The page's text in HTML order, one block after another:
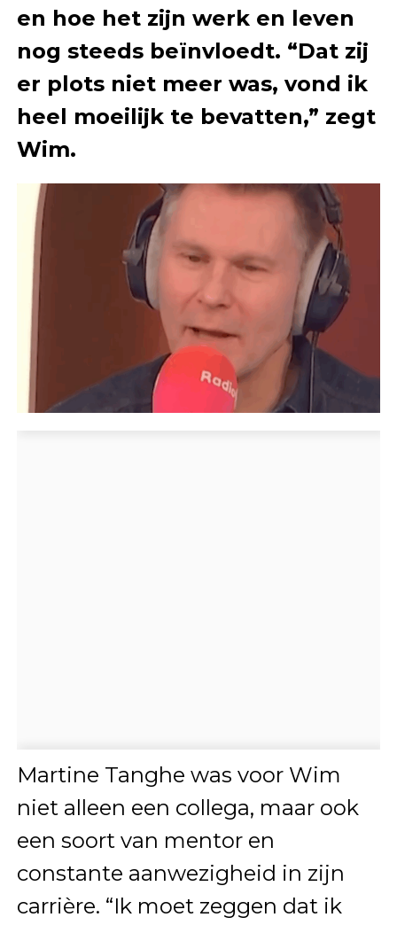
en hoe het zijn werk en leven
nog steeds beïnvloedt. “Dat zij
er plots niet meer was, vond ik
heel moeilijk te bevatten,” zegt
Wim.
Martine Tanghe was voor Wim
niet alleen een collega, maar ook
een soort van mentor en
constante aanwezigheid in zijn
carrière. “Ik moet zeggen dat ik